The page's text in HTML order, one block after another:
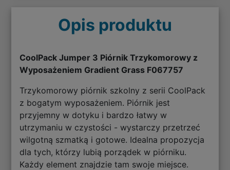
Opis produktu
CoolPack Jumper 3 Piórnik Trzykomorowy z
Wyposażeniem Gradient Grass F067757
Trzykomorowy piórnik szkolny z serii CoolPack
z bogatym wyposażeniem. Piórnik jest
przyjemny w dotyku i bardzo łatwy w
utrzymaniu w czystości - wystarczy przetrzeć
wilgotną szmatką i gotowe. Idealna propozycja
dla tych, którzy lubią porządek w piórniku.
Każdy element znajdzie tam swoje miejsce.